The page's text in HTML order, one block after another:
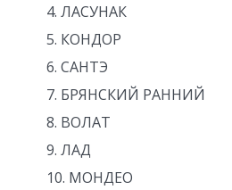
ЛАСУНАК
КОНДОР
САНТЭ
БРЯНСКИЙ РАННИЙ
ВОЛАТ
ЛАД
МОНДЕО